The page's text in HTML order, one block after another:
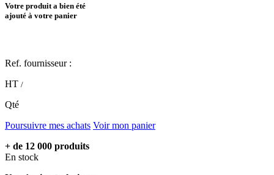
Votre produit a bien été
ajouté à votre panier
Ref. fournisseur :
HT /
Qté
Poursuivre mes achats Voir mon panier
+ de 12 000 produits
En stock